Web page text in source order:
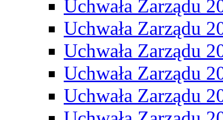
Uchwała Zarządu
Uchwała Zarządu
Uchwała Zarządu
Uchwała Zarządu
Uchwała Zarządu